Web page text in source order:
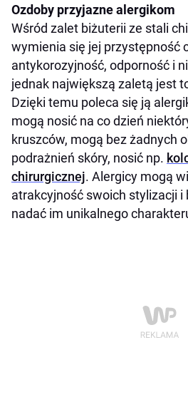
Ozdoby przyjazne alergikom
Wśród zalet biżuterii ze stali
wymienia się jej przystępność
antykorozyjność, odporność i
jednak największą zaletą jest
Dzięki temu poleca się ją
mogą nosić na co dzień
kruszców, mogą bez żadnych
podrażnień skóry, nosić np.
chirurgicznej. Alergicy mogą
atrakcyjność swoich stylizacji i
nadać im unikalnego